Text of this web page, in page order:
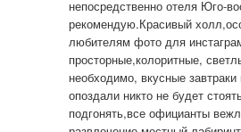
непосредственно отеля Юго-
рекомендую.Красивый
любителям фото для
просторные,колоритные,
необходимо, вкусные
опоздали никто не будет
подгонять,все официанты